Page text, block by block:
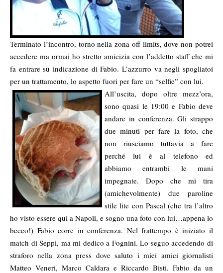
Terminato l’incontro, torno nella zona off limits, dove non potrei
accedere ma ormai ho stretto amicizia con l’addetto staff che mi
fa entrare su indicazione di Fabio. L’azzurro va negli spogliatoi
per un trattamento, lo aspetto fuori per fare un “selfie” con lui.
All’uscita, dopo oltre mezz’ora,
sono quasi le 19:00 e Fabio deve
andare in conferenza. Gli strappo
due minuti per fare la foto, che
non riusciamo tuttavia a fare
perché lui è al telefono ed
abbiamo entrambi le mani
impegnate. Dopo che mi tira
(amichevolmente) due paroline
stile lite con Pascal (che tra l’altro
ho visto essere qui a Napoli, e sogno una foto con lui…appena lo
becco!) Fabio corre in conferenza. Nel frattempo è iniziato il
match di Seppi, ma mi dedico a Fognini. Lo seguo accedendo di
straforo nella zona press dove saluto i miei amici giornalisti
Matteo Veneri, Marco Caldara e Riccardo Bisti. Fabio da un